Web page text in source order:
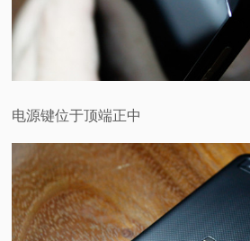
电源键位于顶端正中